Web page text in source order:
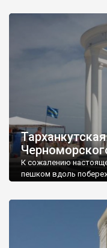
К сожалению
пешком вдоль